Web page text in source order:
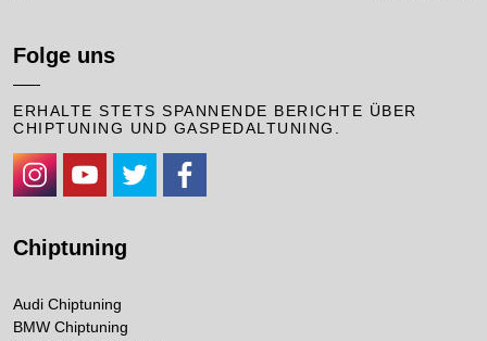
Folge uns
ERHALTE STETS SPANNENDE BERICHTE ÜBER
CHIPTUNING UND GASPEDALTUNING.
Chiptuning
Audi Chiptuning
BMW Chiptuning